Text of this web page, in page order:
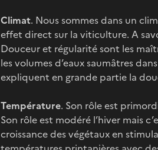
Climat. Nous sommes dans un
effet direct sur la viticulture. A
Douceur et régularité sont les
les volumes d’eaux saumâtres
expliquent en grande partie la
Température. Son rôle est
Son rôle est modéré l’hiver mais
croissance des végétaux en